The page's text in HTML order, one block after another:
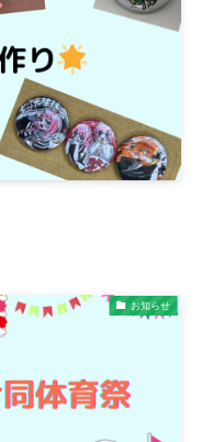
お知らせ